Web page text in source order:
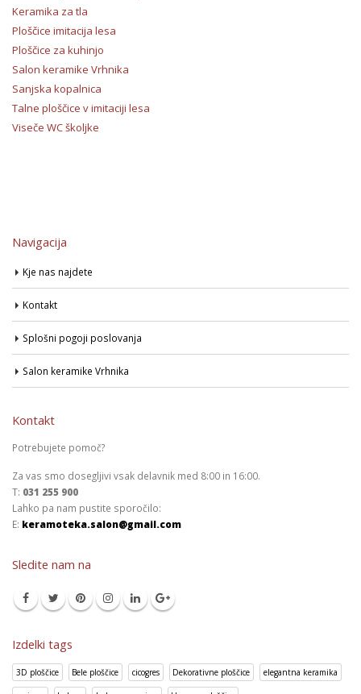
Keramika za tla
Ploščice imitacija lesa
Ploščice za kuhinjo
Salon keramike Vrhnika
Sanjska kopalnica
Talne ploščice v imitaciji lesa
Viseče WC školjke
Navigacija
Kje nas najdete
Kontakt
Splošni pogoji poslovanja
Salon keramike Vrhnika
Kontakt
Potrebujete pomoč?
Za vas smo dosegljivi vsak delavnik med 8:00 in 16:00.
T: 031 255 900
Lahko pa nam pustite sporočilo:
E: keramoteka.salon@gmail.com
Sledite nam na
Izdelki tags
3D ploščice Bele ploščice cicogres Dekorativne ploščice elegantna keramika